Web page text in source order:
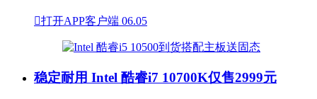
打开APP客户端 06.05
稳定耐用 Intel 酷睿i7 10700K仅售2999元